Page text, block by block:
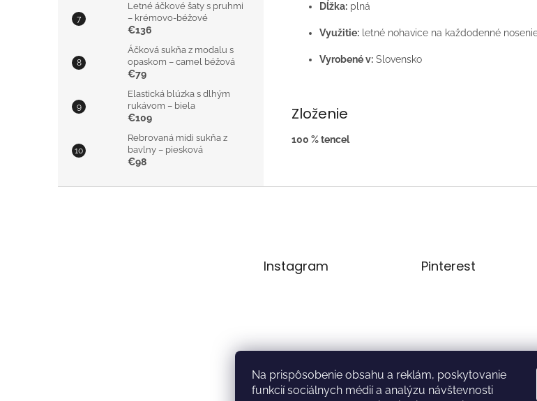
Na prispôsobenie obsahu a reklám, poskytovanie
funkcií sociálnych médií a analýzu návštevnosti
Letné áčkové šaty s pruhmi
– krémovo-béžové
€136
Áčková sukňa z modalu s
opaskom – camel béžová
€79
Elastická blúzka s dlhým
rukávom – biela
€109
Rebrovaná midi sukňa z
bavlny – piesková
€98
Dĺžka: plná
Využitie: letné nohavice na každodenné
Vyrobené v: Slovensko
Zloženie
100 % tencel
Instagram
Sledovať na
Pinterest